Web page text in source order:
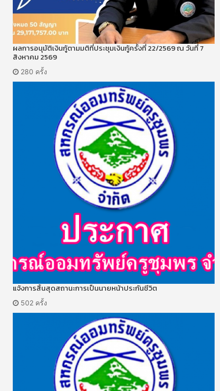
ผลการอนุมัติเงินกู้ตามมติที่ประชุมเงินกู้ครั้งที่ 22/2569 ณ วันที่ 7
สิงหาคม 2569
280 ครั้ง
แจ้งการสิ้นสุดสถานะการเป็นนายหน้าประกันชีวิต
502 ครั้ง